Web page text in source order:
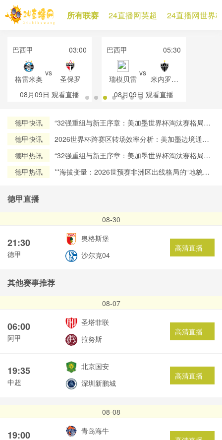
所有联赛 24直播网英超 24直播网世界
巴西甲 03:00
格雷米奥
vs
圣保罗
08月09日 观看直播
巴西甲 05:30
瑞模贝雷
vs
米内罗竞
技
08月09日 观看直播
德甲快讯
“32强重组与新王序章：美加墨世界杯淘汰赛格局再
德甲快讯
2026世界杯跨赛区转场效率分析：美加墨边境通关
德甲热讯
“32强重组与新王序章：美加墨世界杯淘汰赛格局再
德甲热讯
**海拔变量：2026世预赛非洲区出线格局的“地貌暗
德甲直播
08-30
21:30
德甲
奥格斯堡
沙尔克04
高清直播
其他赛事推荐
08-07
06:00
阿甲
圣塔菲联
拉努斯
高清直播
19:35
中超
北京国安
深圳新鹏城
高清直播
08-08
19:00
青岛海牛